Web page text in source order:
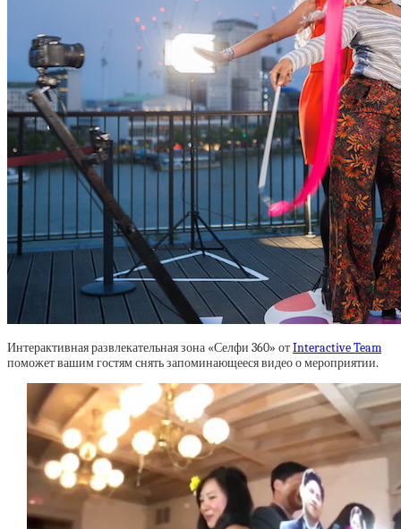
Интерактивная развлекательная зона «Селфи 360» отInteractive Team
поможет вашим гостям снять запоминающееся видео о мероприятии.